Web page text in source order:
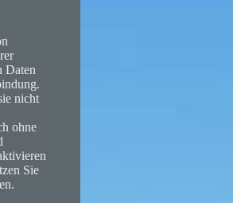
Daten
nicht
ohne
Sie